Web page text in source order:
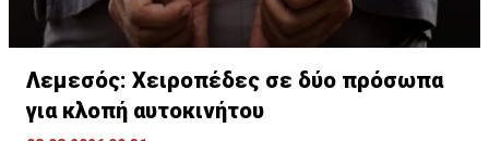
Λεμεσός: Χειροπέδες σε δύο πρόσωπα
για κλοπή αυτοκινήτου